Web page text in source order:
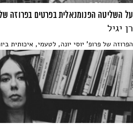
על השליטה הפנומנאלית בפרטים בפרוזה של
רן יגיל
הפרוזה של פרופ' יוסי יונה, לטעמי, איכותית